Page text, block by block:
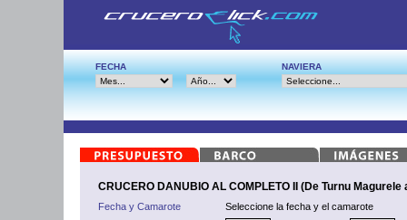
FECHA NAVIERA
CRUCERO DANUBIO AL COMPLETO II (De Turnu Magurele
Fecha y Camarote
Seleccione la fecha y el camarote